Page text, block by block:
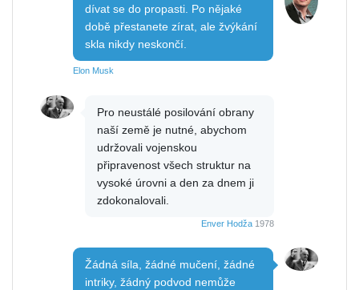
dívat se do propasti. Po nějaké
době přestanete zírat, ale žvýkání
skla nikdy neskončí.
Elon Musk
Pro neustálé posilování obrany
naší země je nutné, abychom
udržovali vojenskou
připravenost všech struktur na
vysoké úrovni a den za dnem ji
zdokonalovali.
Enver Hodža 1978
Žádná síla, žádné mučení, žádné
intriky, žádný podvod nemůže